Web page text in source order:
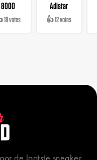
8000
18 votes
Adistar
👍 12 votes
de laatste sneaker